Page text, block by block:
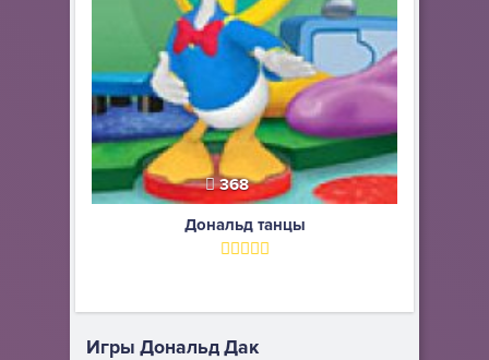
368
Дональд танцы
Игры Дональд Дак